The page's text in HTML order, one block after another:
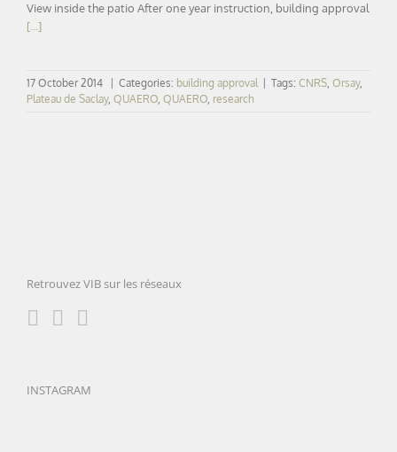
View inside the patio After one year instruction, building approval
[...]
17 October 2014 Categories: building approval Tags: CNRS, Orsay,
Plateau de Saclay, QUAERO, QUAERO, research
Retrouvez VIB sur les réseaux
INSTAGRAM